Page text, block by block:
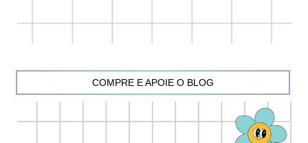
COMPRE E APOIE O BLOG